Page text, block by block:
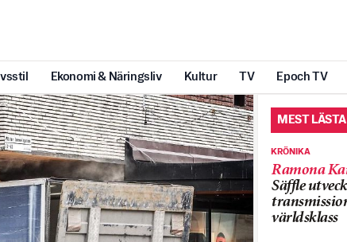
Ekonomi & Näringsliv Kultur TV Epoch TV
MEST LÄSTA
KRÖNIKA
Ramona
Säffle
världsklass